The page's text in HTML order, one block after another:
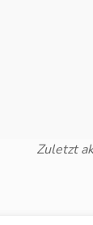
Zuletzt